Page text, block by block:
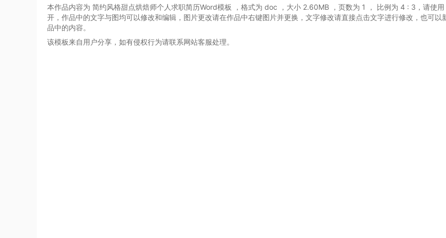
本作品内容为 简约风格甜点烘焙师个人求职简历Word模板
，格式为 doc ，大小 2.60MB ，页数为 1 ， 比例为 4 : 3 ，请使
开，作品中的文字与图均可以修改和编辑，图片更改请在作品中右键图片并更换，文字修改请直接点击文字进行修改，也可以
品中的内容。
该模板来自用户分享，如有侵权行为请联系网站客服处理。